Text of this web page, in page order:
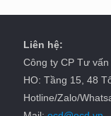
Liên hệ:
Công ty CP Tư
HO: Tầng 15, 48
Hotline/Zalo/